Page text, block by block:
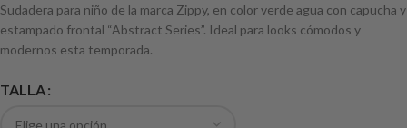
Sudadera para niño de la marca Zippy, en color verde agua con capucha y
estampado frontal “Abstract Series”. Ideal para looks cómodos y
modernos esta temporada.
TALLA